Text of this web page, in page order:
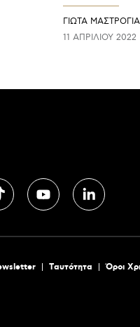
ΓΙΩΤΑ
11 ΑΠΡΙΛΊΟΥ 2022
Tαυτότητα Όροι